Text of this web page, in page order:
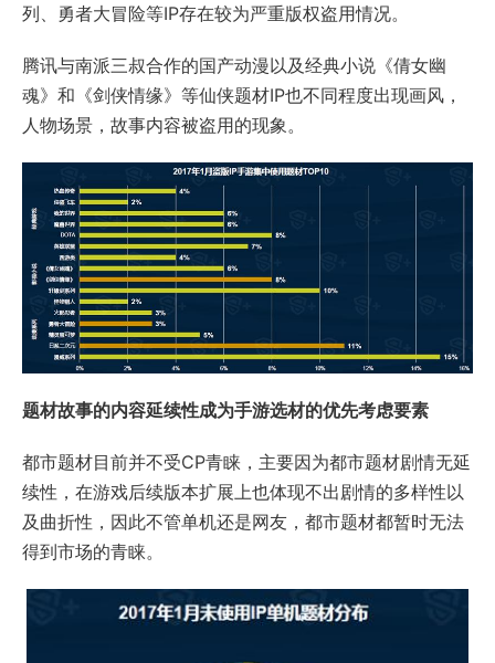
列、勇者大冒险等IP存在较为严重版权盗用情况。
腾讯与南派三叔合作的国产动漫以及经典小说《倩女幽
魂》和《剑侠情缘》等仙侠题材IP也不同程度出现画风，
人物场景，故事内容被盗用的现象。
题材故事的内容延续性成为手游选材的优先考虑要素
都市题材目前并不受CP青睐，主要因为都市题材剧情无延
续性，在游戏后续版本扩展上也体现不出剧情的多样性以
及曲折性，因此不管单机还是网友，都市题材都暂时无法
得到市场的青睐。